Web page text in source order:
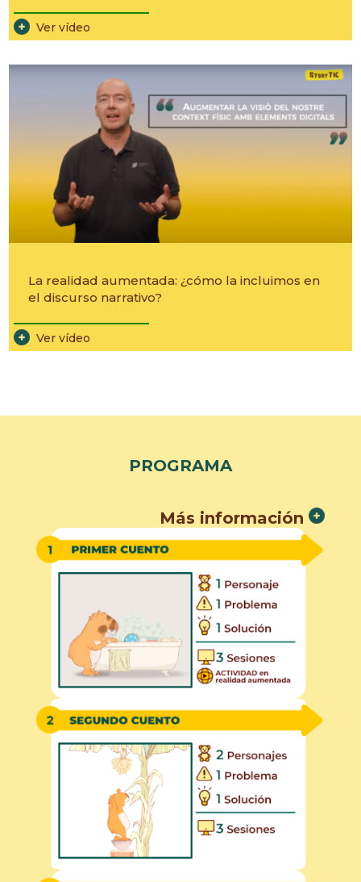
________________________
Ver vídeo
La realidad aumentada: ¿cómo la incluimos en
el discurso narrativo?
________________________
Ver vídeo
PROGRAMA
Más información